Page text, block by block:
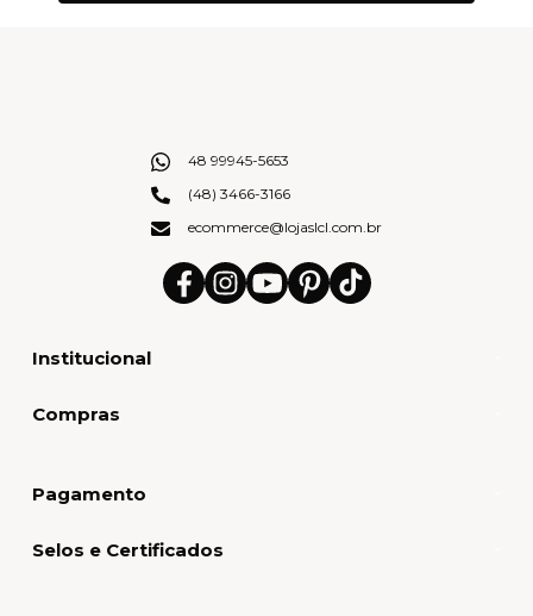
Institucional
Compras
48 99945-5653
(48) 3466-3166
ecommerce@lojaslcl.com.br
Pagamento
Selos e Certificados